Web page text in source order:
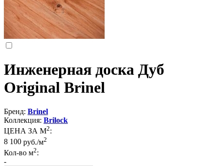
Инженерная доска Дуб
Original Brinel
Бренд: Brinel
Коллекция: Brilock
ЦЕНА ЗА М2:
8 100 руб./м2
Кол-во м2:
-